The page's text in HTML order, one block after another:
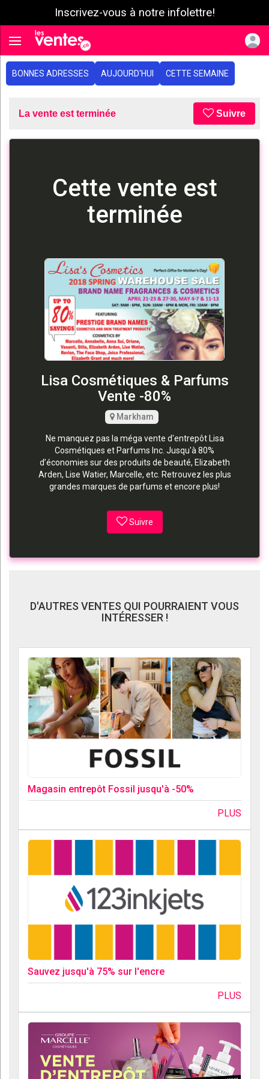
Inscrivez-vous à notre infolettre!
Toggle navigation
BONNES ADRESSES AUJOURD'HUI CETTE SEMAINE
La vente est terminée Suivre
Cette vente est
terminée
Lisa Cosmétiques & Parfums
Vente -80%
Markham
Ne manquez pas la méga vente d'entrepôt Lisa
Cosmétiques et Parfums Inc. Jusqu'à 80%
d’économies sur des produits de beauté, Elizabeth
Arden, Lise Watier, Marcelle, etc. Retrouvez les plus
grandes marques de parfums et encore plus!
Suivre
D'AUTRES VENTES QUI POURRAIENT VOUS
INTÉRESSER !
Magasin entrepôt Fossil jusqu'à -50%
PLUS
Sauvez jusqu'à 75% sur l'encre
PLUS